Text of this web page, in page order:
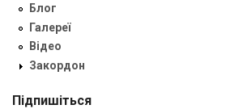
Блог
Галереї
Відео
Закордон
Підпишіться